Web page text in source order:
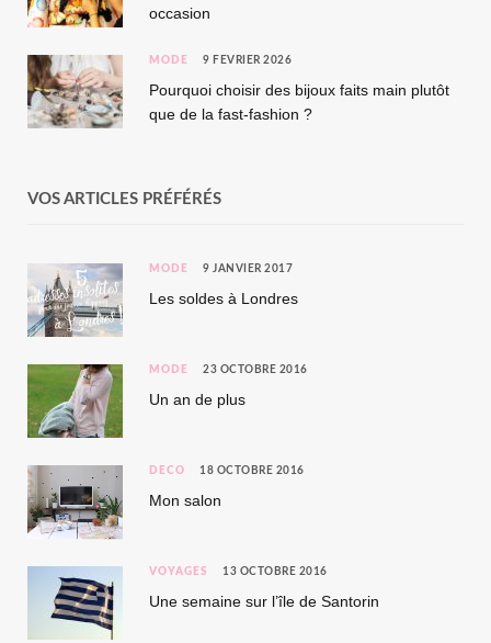
occasion
MODE 9 FÉVRIER 2026
Pourquoi choisir des bijoux faits main plutôt
que de la fast-fashion ?
VOS ARTICLES PRÉFÉRÉS
MODE 9 JANVIER 2017
Les soldes à Londres
MODE 23 OCTOBRE 2016
Un an de plus
DÉCO 18 OCTOBRE 2016
Mon salon
VOYAGES 13 OCTOBRE 2016
Une semaine sur l’île de Santorin